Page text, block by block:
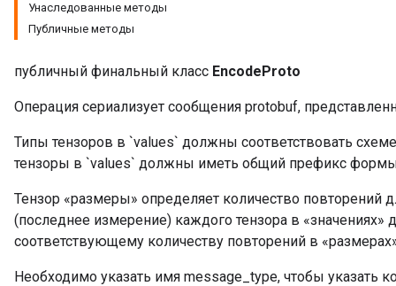
Унаследованные методы
Публичные методы
публичный финальный класс EncodeProto
Операция сериализует сообщения protobuf,
Типы тензоров в `values` должны соответствовать
тензоры в `values` должны иметь общий префикс
Тензор «размеры» определяет количество повторений
(последнее измерение) каждого тензора в
соответствующему количеству повторений в
Необходимо указать имя message_type, чтобы указать